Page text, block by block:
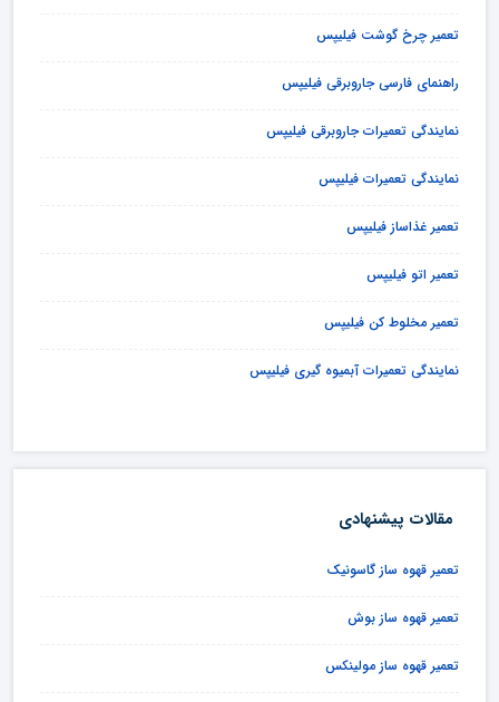
تعمیر چرخ گوشت فیلیپس
راهنمای فارسی جاروبرقی فیلیپس
نمایندگی تعمیرات جاروبرقی فیلیپس
نمایندگی تعمیرات فیلیپس
تعمیر غذاساز فیلیپس
تعمیر اتو فیلیپس
تعمیر مخلوط کن فیلیپس
نمایندگی تعمیرات آبمیوه گیری فیلیپس
مقالات پیشنهادی
تعمیر قهوه ساز گاسونیک
تعمیر قهوه ساز بوش
تعمیر قهوه ساز مولینکس